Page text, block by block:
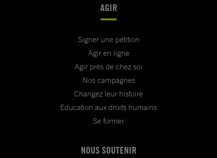
AGIR
Signer une pétition
Agir en ligne
Agir près de chez soi
Nos campagnes
Changez leur histoire
Education aux droits humains
Se former
NOUS SOUTENIR